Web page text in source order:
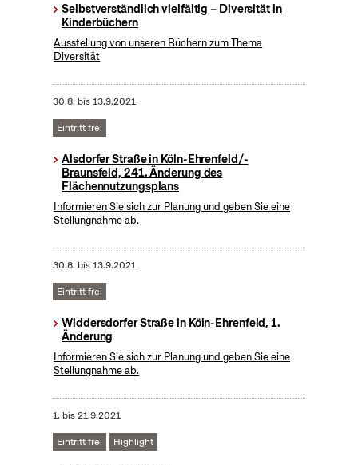
Selbstverständlich vielfältig – Diversität in
Kinderbüchern
Ausstellung von unseren Büchern zum Thema
Diversität
30.8. bis13.9.2021
Eintritt frei
Alsdorfer Straße in Köln-Ehrenfeld/-
Braunsfeld, 241. Änderung des
Flächennutzungsplans
Informieren Sie sich zur Planung und geben Sie eine
Stellungnahme ab.
30.8. bis13.9.2021
Eintritt frei
Widdersdorfer Straße in Köln-Ehrenfeld, 1.
Änderung
Informieren Sie sich zur Planung und geben Sie eine
Stellungnahme ab.
1. bis21.9.2021
Eintritt frei Highlight